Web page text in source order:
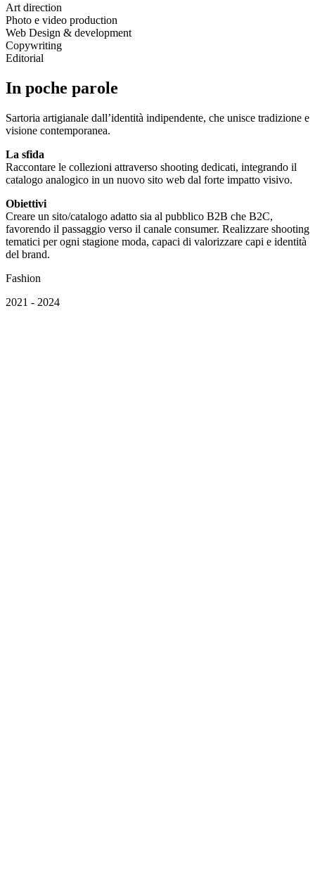
Art direction
Photo e video production
Web Design & development
Copywriting
Editorial
In poche parole
Sartoria artigianale dall’identità indipendente, che unisce tradizione e
visione contemporanea.
La sfida
Raccontare le collezioni attraverso shooting dedicati, integrando il
catalogo analogico in un nuovo sito web dal forte impatto visivo.
Obiettivi
Creare un sito/catalogo adatto sia al pubblico B2B che B2C,
favorendo il passaggio verso il canale consumer. Realizzare shooting
tematici per ogni stagione moda, capaci di valorizzare capi e identità
del brand.
Fashion
2021 - 2024